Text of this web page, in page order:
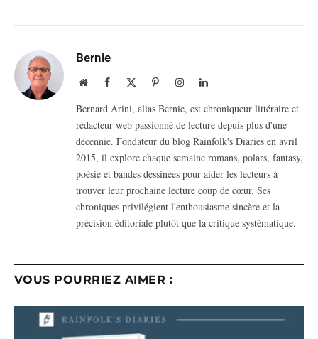
Bernie
WebsiteFacebook PinterestInstagramLinkedIn
Bernard Arini, alias Bernie, est chroniqueur littéraire et
rédacteur web passionné de lecture depuis plus d'une
décennie. Fondateur du blog Rainfolk's Diaries en avril
2015, il explore chaque semaine romans, polars, fantasy,
poésie et bandes dessinées pour aider les lecteurs à
trouver leur prochaine lecture coup de cœur. Ses
chroniques privilégient l'enthousiasme sincère et la
précision éditoriale plutôt que la critique systématique.
VOUS POURRIEZ AIMER :